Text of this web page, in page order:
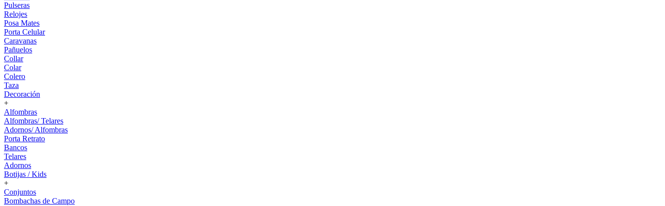
Pulseras
Relojes
Posa Mates
Porta Celular
Caravanas
Pañuelos
Collar
Colar
Colero
Taza
Decoración
+
Alfombras
Alfombras/ Telares
Adornos/ Alfombras
Porta Retrato
Bancos
Telares
Adornos
Botijas / Kids
+
Conjuntos
Bombachas de Campo